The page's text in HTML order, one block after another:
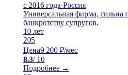
с 2016 года·Россия
Универсальная фирма, сильна
банкротству супругов.
10 лет
205
Цена9 200 ₽/мес
8.3/ 10
Подробнее →